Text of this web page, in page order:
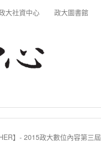
大社資中心 政大圖書館
】- 2015政大數位內容第三